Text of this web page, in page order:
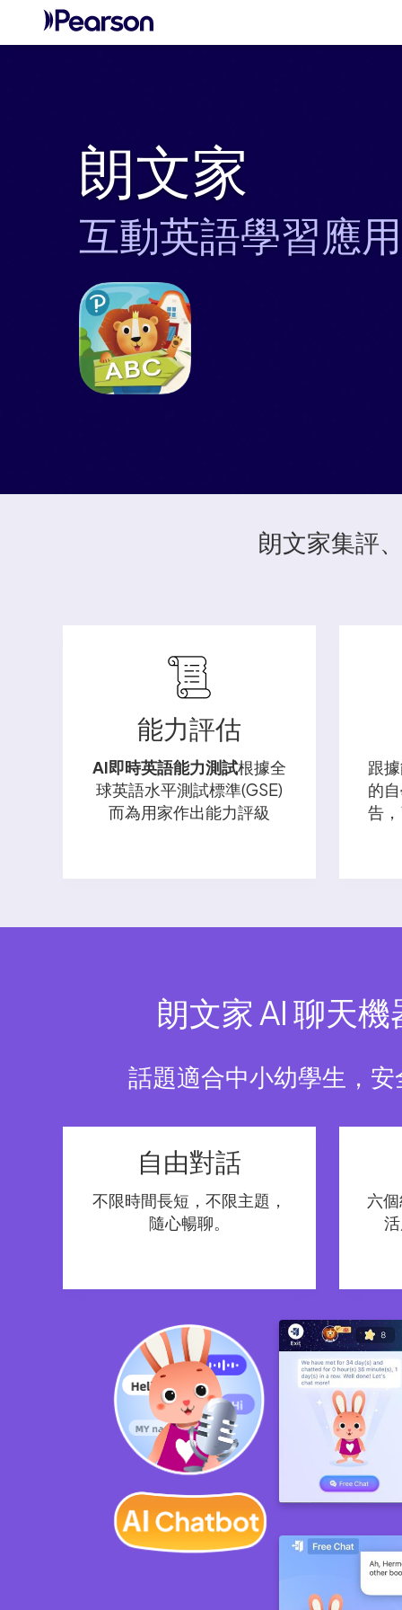
朗文家
互動英語學習應
朗文家集評
能力評估
AI即時英語能力測試根據全
球英語水平測試標準(GSE)
而為用家作出能力評級
跟
的
告
朗文家 AI 聊天
話題適合中小幼學生，
自由對話
不限時間長短，不限主題，
隨心暢聊。
六